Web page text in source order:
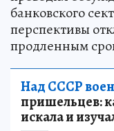
банковского
перспективы
продленным
Над СССР
пришельцев:
искала и